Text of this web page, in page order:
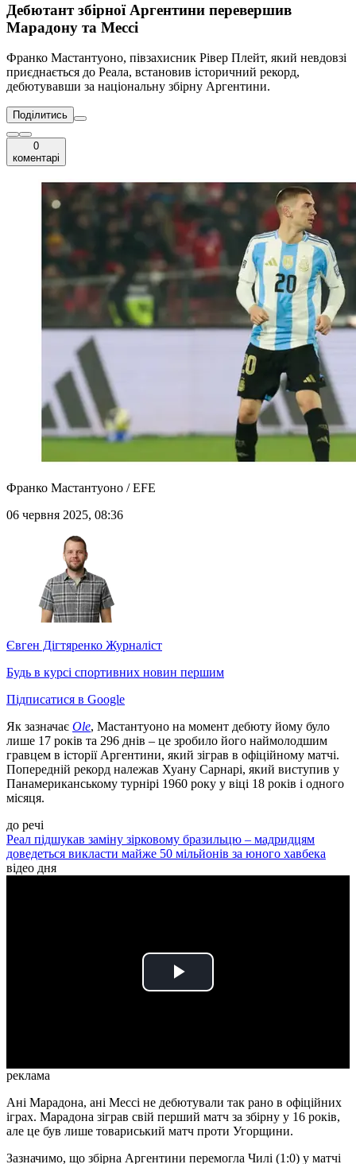
Дебютант збірної Аргентини перевершив
Марадону та Мессі
Франко Мастантуоно, півзахисник Рівер Плейт, який невдовзі
приєднається до Реала, встановив історичний рекорд,
дебютувавши за національну збірну Аргентини.
Поділитись
0
коментарі
Франко Мастантуоно / EFE
06 червня 2025, 08:36
Євген Дігтяренко Журналіст
Будь в курсі спортивних новин першим
Підписатися в Google
Як зазначає Ole, Мастантуоно на момент дебюту йому було
лише 17 років та 296 днів – це зробило його наймолодшим
гравцем в історії Аргентини, який зіграв в офіційному матчі.
Попередній рекорд належав Хуану Сарнарі, який виступив у
Панамериканському турнірі 1960 року у віці 18 років і одного
місяця.
до речі
Реал підшукав заміну зірковому бразильцю – мадридцям
доведеться викласти майже 50 мільйонів за юного хавбека
відео дня
Play
реклама
Ані Марадона, ані Мессі не дебютували так рано в офіційних
іграх. Марадона зіграв свій перший матч за збірну у 16 років,
але це був лише товариський матч проти Угорщини.
Зазначимо, що збірна Аргентини перемогла Чилі (1:0) у матчі